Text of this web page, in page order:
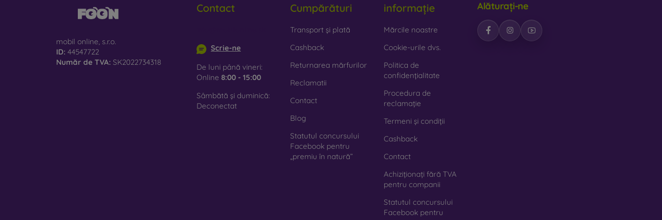
lemn natural de calitate, cu textură naturală și detalii interesante.
– sticla este utilizată doar ca adaos decorativ la huse. Oferă huselor un design interesant. Dezavantajul
100 % în natură. Accentul pe protecția mediului este în prezent foarte important.
Pe magazinul nostru onlineFOON veți găsi zeci de huse interesante pentru telefon, fabricate din diverse materiale.
Trebuie doar să o alegeți pe cea potrivită pentru dumneavoastră.
mobil online, s.r.o.
ID: 44547722
Număr de TVA: SK2022734318
Contact
Scrie-ne
De luni până vineri:
Online 8:00 - 15:00
Sâmbătă și duminică:
Deconectat
Cumpărături
Transport și plată
Cashback
Returnarea mărfurilor
Reclamatii
Contact
Blog
Statutul concursului
Facebook pentru
„premiu în natură”
informație
Mărcile noastre
Cookie-urile dvs.
Politica de
confidențialitate
Procedura de
reclamație
Termeni și condiții
Cashback
Contact
Achiziționați fără TVA
pentru companii
Statutul concursului
Facebook pentru
Alăturați-ne